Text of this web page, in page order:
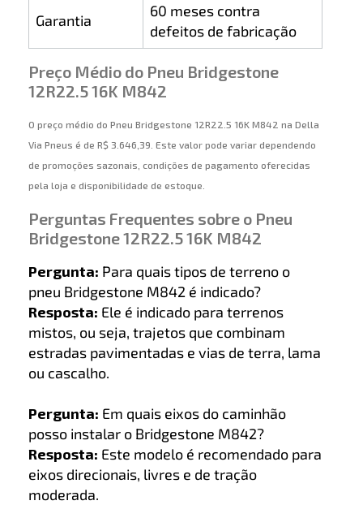
Garantia
60 meses contra
defeitos de fabricação
Preço Médio do Pneu Bridgestone
12R22.5 16K M842
O preço médio do Pneu Bridgestone 12R22.5 16K M842 na Della
Via Pneus é de R$ 3.646,39. Este valor pode variar dependendo
de promoções sazonais, condições de pagamento oferecidas
pela loja e disponibilidade de estoque.
Perguntas Frequentes sobre o Pneu
Bridgestone 12R22.5 16K M842
Pergunta: Para quais tipos de terreno o
pneu Bridgestone M842 é indicado?
Resposta: Ele é indicado para terrenos
mistos, ou seja, trajetos que combinam
estradas pavimentadas e vias de terra, lama
ou cascalho.
Pergunta: Em quais eixos do caminhão
posso instalar o Bridgestone M842?
Resposta: Este modelo é recomendado para
eixos direcionais, livres e de tração
moderada.